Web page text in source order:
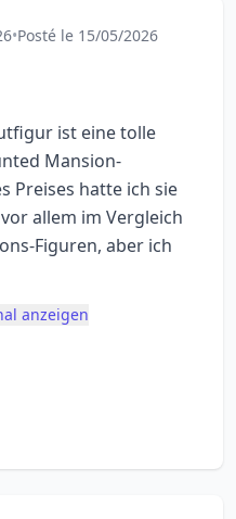
•Posté le 15/05/2026
ist eine tolle
Mansion-
Preises hatte ich sie
allem im Vergleich
Figuren, aber ich
anzeigen